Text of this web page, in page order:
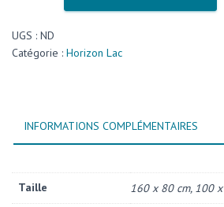
UGS : ND
Catégorie : Horizon Lac
INFORMATIONS COMPLÉMENTAIRES
Taille 160 x 80 cm, 100